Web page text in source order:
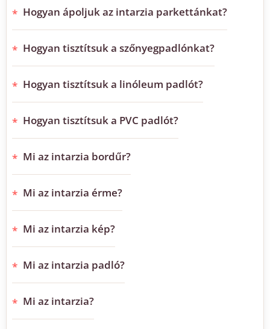
Hogyan ápoljuk az intarzia parkettánkat?
Hogyan tisztítsuk a szőnyegpadlónkat?
Hogyan tisztítsuk a linóleum padlót?
Hogyan tisztítsuk a PVC padlót?
Mi az intarzia bordűr?
Mi az intarzia érme?
Mi az intarzia kép?
Mi az intarzia padló?
Mi az intarzia?